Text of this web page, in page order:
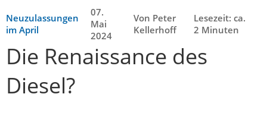
Neuzulassungen
im April
07.
Mai
2024
Von Peter
Kellerhoff
Lesezeit: ca.
2 Minuten
Die Renaissance des
Diesel?